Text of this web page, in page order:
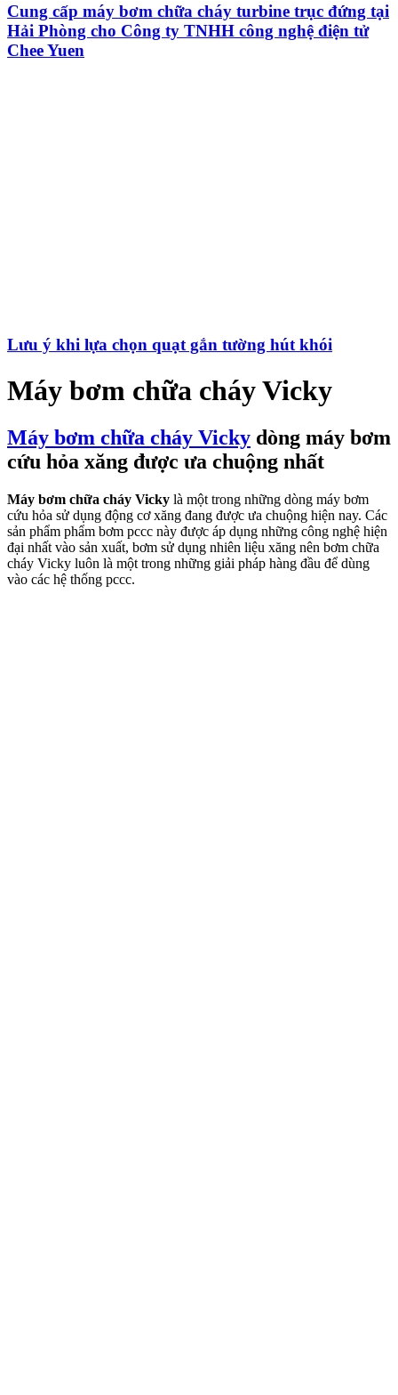
Cung cấp máy bơm chữa cháy turbine trục đứng tại
Hải Phòng cho Công ty TNHH công nghệ điện tử
Chee Yuen
Lưu ý khi lựa chọn quạt gắn tường hút khói
Máy bơm chữa cháy Vicky
Máy bơm chữa cháy Vicky dòng máy bơm
cứu hỏa xăng được ưa chuộng nhất
Máy bơm chữa cháy Vicky là một trong những dòng máy bơm
cứu hỏa sử dụng động cơ xăng đang được ưa chuộng hiện nay. Các
sản phẩm phẩm bơm pccc này được áp dụng những công nghệ hiện
đại nhất vào sản xuất, bơm sử dụng nhiên liệu xăng nên bơm chữa
cháy Vicky luôn là một trong những giải pháp hàng đầu để dùng
vào các hệ thống pccc.